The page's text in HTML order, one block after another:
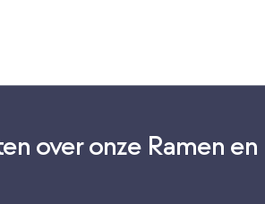
over onze Ramen en